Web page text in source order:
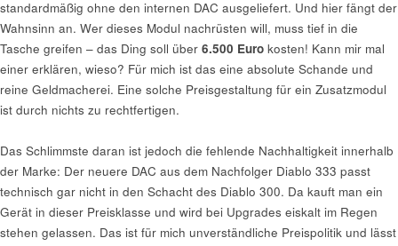
standardmäßig ohne den internen DAC ausgeliefert. Und hier fängt der
Wahnsinn an. Wer dieses Modul nachrüsten will, muss tief in die
Tasche greifen – das Ding soll über 6.500 Euro kosten! Kann mir mal
einer erklären, wieso? Für mich ist das eine absolute Schande und
reine Geldmacherei. Eine solche Preisgestaltung für ein Zusatzmodul
ist durch nichts zu rechtfertigen.
Das Schlimmste daran ist jedoch die fehlende Nachhaltigkeit innerhalb
der Marke: Der neuere DAC aus dem Nachfolger Diablo 333 passt
technisch gar nicht in den Schacht des Diablo 300. Da kauft man ein
Gerät in dieser Preisklasse und wird bei Upgrades eiskalt im Regen
stehen gelassen. Das ist für mich unverständliche Preispolitik und lässt